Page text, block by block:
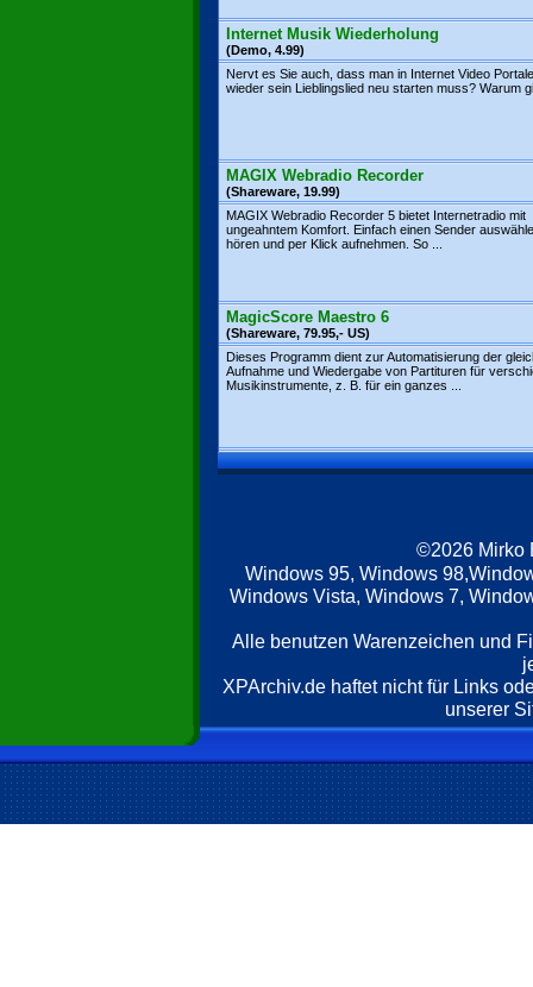
Internet Musik Wiederholung
(Demo, 4.99)
Nervt es Sie auch, dass man in Internet Video
wieder sein Lieblingslied neu starten muss? Warum
MAGIX Webradio Recorder
(Shareware, 19.99)
MAGIX Webradio Recorder 5 bietet Internetradio mit
ungeahntem Komfort. Einfach einen Sender
hören und per Klick aufnehmen. So ...
MagicScore Maestro 6
(Shareware, 79.95,- US)
Dieses Programm dient zur Automatisierung der
Aufnahme und Wiedergabe von Partituren für
Musikinstrumente, z. B. für ein ganzes ...
©2026 Mirko
Windows 95, Windows
Windows Vista, Windows 7,
Alle benutzen Warenzeichen und
XPArchiv.de haftet nicht für Links
unserer